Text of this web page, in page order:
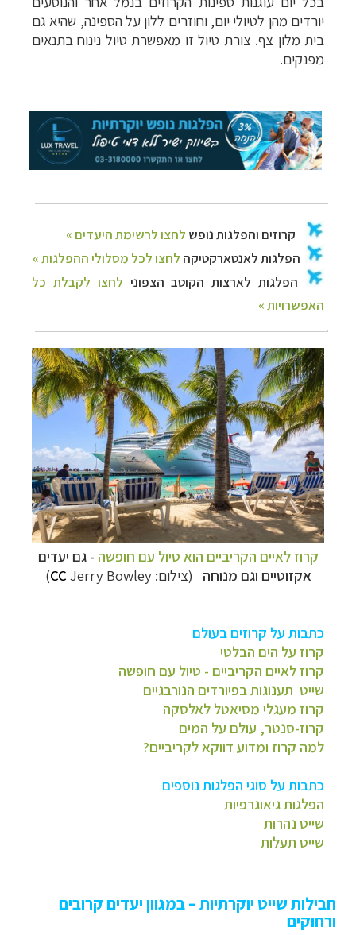
יורדים מהן לטיולי יום, וחוזרים ללון על הספינה, שהיא גם
בית מלון צף. צורת טיול זו מאפשרת טיול נינוח בתנאים
מפנקים.
קרוז לאיים הקריביים הוא טיול עם חופשה - גם יעדים
אקזוטיים וגם מנוחה
(צילום: CC Jerry Bowley)
כתבות על קרוזים בעולם
קרוז על הים הבלטי
קרוז לאיים הקריביים - טיול עם חופשה
שייט תענוגות בפיורדים הנורבגיים
קרוז מעגלי מסיאטל לאלסקה
קרוז-סנטר, עולם על המים
למה קרוז ומדוע דווקא לקריביים?
כתבות על סוגי הפלגות נוספים
הפלגות גיאוגרפיות
שייט נהרות
שייט תעלות
חבילות שייט יוקרתיות – במגוון יעדים קרובים
ורחוקים